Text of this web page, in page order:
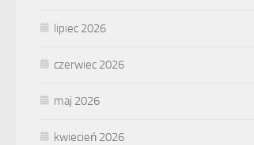
lipiec 2026
czerwiec 2026
maj 2026
kwiecień 2026